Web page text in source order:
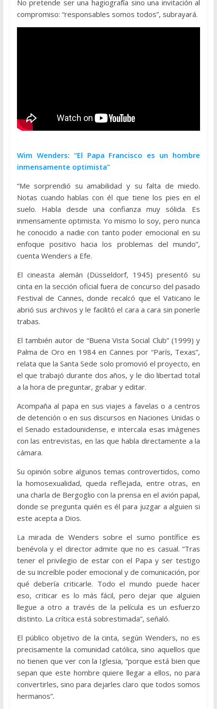
No pretende ser una hagiografía sino una invitación al
compromiso: “responsables somos todos”, subrayará.
Wim Wenders: “El Papa Francisco es un hombre
inmensamente optimista”
“Me sorprendió su amabilidad y su falta de miedo.
Notas cuando hablas con él que tiene los pies en el
suelo. Habla desde una confianza muy sólida. Es
inmensamente optimista. Yo mismo lo soy, pero nunca
he conocido a nadie con tanto poder emocional en su
enfoque positivo hacia los problemas del mundo”,
cuenta Wenders a Efe.
El cineasta alemán (Düsseldorf, 1945) presentó su
cinta en la sección oficial fuera de concurso del pasado
Festival de Cannes, donde recalcó que el Vaticano le
abrió sus archivos y le facilitó el cara a cara sin ponerle
trabas.
El también autor de “Buena Vista Social Club” (1999) y
Palma de Oro en 1984 en Cannes por “París, Texas”,
relata que la Santa Sede solo promovió el proyecto, en
el que trabajó durante dos años, y le dio libertad total
a la hora de preguntar, grabar y editar.
Acompaña al papa en sus viajes a favelas o a centros
de detención o en sus discursos en Naciones Unidas o
el Senado estadounidense, e intercala esas imágenes
con las entrevistas, en las que habla directamente a la
cámara.
Su opinión sobre algunos temas controvertidos, como
la homosexualidad, queda reflejada, entre otras, en
una charla de Bergoglio con la prensa en el avión papal,
donde se pregunta quién es él para juzgar a alguien si
este acepta a Dios.
La mirada de Wenders sobre el sumo pontífice es
benévola y el director admite que no es casual. “Tras
tener el privilegio de estar con el Papa y ser testigo
de su increíble poder emocional y de comunicación, por
qué debería criticarle. Todo el mundo puede hacer
eso, criticar es lo más fácil, pero dejar que alguien
llegue a otro a través de la película es un esfuerzo
distinto. La crítica está sobrestimada”, señaló.
El público objetivo de la cinta, según Wenders, no es
precisamente la comunidad católica, sino aquellos que
no tienen que ver con la Iglesia, “porque está bien que
sepan que este hombre quiere llegar a ellos, no para
convertirles, sino para dejarles claro que todos somos
hermanos”.